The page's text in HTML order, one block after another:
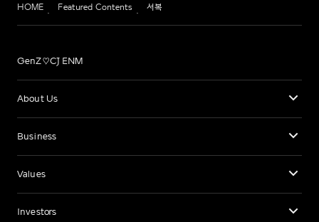
HOME Featured Contents 서복
GenZ♡CJ ENM
About Us
Business
Values
Investors